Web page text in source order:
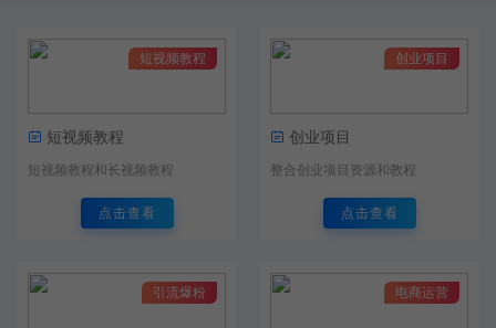
短视频教程
短视频教程
短视频教程和长视频教程
点击查看
创业项目
创业项目
整合创业项目资源和教程
点击查看
引流爆粉 电商运营